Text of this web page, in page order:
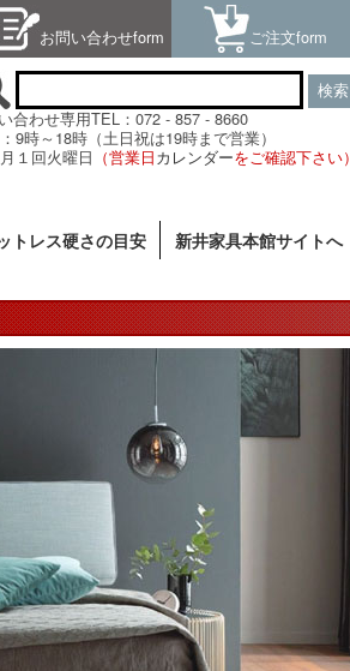
お問い合わせform ご注文form
検索
合わせ専用TEL：072 - 857 - 8660
9時～18時（土日祝は19時まで営業）
１回火曜日 （営業日カレンダーをご確認下さい）
トレス硬さの目安
新井家具本館サイトへ